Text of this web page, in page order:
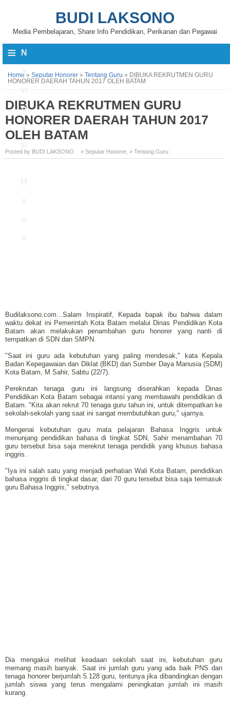
BUDI LAKSONO
Media Pembelajaran, Share Info Pendidikan, Perikanan dan Pegawai
≡ N
vi
g
a
Home » Seputar Honorer » Tentang Guru » DIBUKA REKRUTMEN GURU
HONORER DAERAH TAHUN 2017 OLEH BATAM
DIBUKA REKRUTMEN GURU
HONORER DAERAH TAHUN 2017
OLEH BATAM
Posted by BUDI LAKSONO » Seputar Honorer, » Tentang Guru
Budilaksono.com...Salam Inspiratif, Kepada bapak ibu bahwa dalam
waktu dekat ini Pemerintah Kota Batam melalui Dinas Pendidikan Kota
Batam akan melakukan penambahan guru honorer yang nanti di
tempatkan di SDN dan SMPN.
"Saat ini guru ada kebutuhan yang paling mendesak," kata Kepala
Badan Kepegawaian dan Diklat (BKD) dan Sumber Daya Manusia (SDM)
Kota Batam, M Sahir, Sabtu (22/7).
Perekrutan tenaga guru ini langsung diserahkan kepada Dinas
Pendidikan Kota Batam sebagai intansi yang membawahi pendidikan di
Batam. "Kita akan rekrut 70 tenaga guru tahun ini, untuk ditempatkan ke
sekolah-sekolah yang saat ini sangat membutuhkan guru," ujarnya.
Mengenai kebutuhan guru mata pelajaran Bahasa Inggris untuk
menunjang pendidikan bahasa di tingkat SDN, Sahir menambahan 70
guru tersebut bisa saja merekrut tenaga pendidik yang khusus bahasa
inggris.
"Iya ini salah satu yang menjadi perhatian Wali Kota Batam, pendidikan
bahasa inggris di tingkat dasar, dari 70 guru tersebut bisa saja termasuk
guru Bahasa Inggris," sebutnya.
Dia mengakui melihat keadaan sekolah saat ini, kebutuhan guru
memang masih banyak. Saat ini jumlah guru yang ada baik PNS dan
tenaga honorer berjumlah 5.128 guru, tentunya jika dibandingkan dengan
jumlah siswa yang terus mengalami peningkatan jumlah ini masih
kurang.